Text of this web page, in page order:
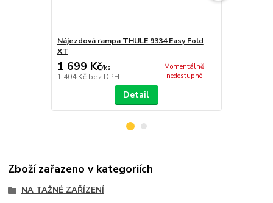
Nájezdová rampa THULE 9334 Easy Fold
XT
1 699 Kč/ks
1 404 Kč bez DPH
Momentálně
nedostupné
Detail
Zboží zařazeno v kategoriích
NA TAŽNÉ ZAŘÍZENÍ